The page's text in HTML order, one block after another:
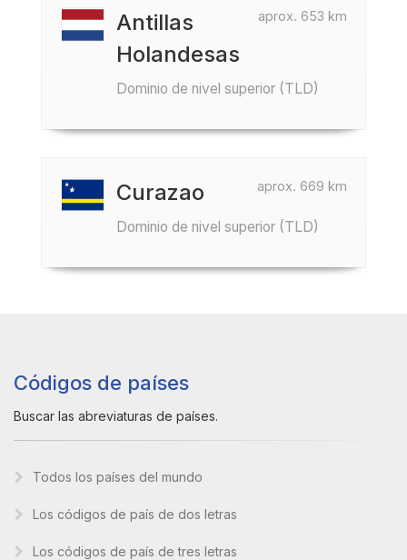
aprox. 653 km
Antillas
Holandesas
Dominio de nivel superior (TLD)
aprox. 669 km
Curazao
Dominio de nivel superior (TLD)
Códigos de países
Buscar las abreviaturas de países.
Todos los países del mundo
Los códigos de país de dos letras
Los códigos de país de tres letras